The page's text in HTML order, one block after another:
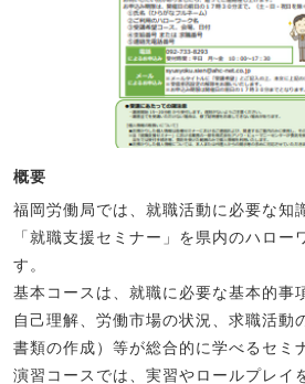
概要
福岡労働局では、就職活動に必要な知
「就職支援セミナー」を県内のハロー
す。
基本コースは、就職に必要な基本的事
自己理解、労働市場の状況、求職活動
書類の作成）等が総合的に学べるセミ
演習コースでは、実習やロールプレイ